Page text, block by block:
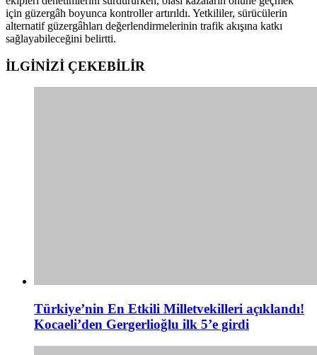
için güzergâh boyunca kontroller artırıldı. Yetkililer, sürücülerin
alternatif güzergâhları değerlendirmelerinin trafik akışına katkı
sağlayabileceğini belirtti.
İLGİNİZİ ÇEKEBİLİR
Türkiye’nin En Etkili Milletvekilleri açıklandı!
Kocaeli’den Gergerlioğlu ilk 5’e girdi